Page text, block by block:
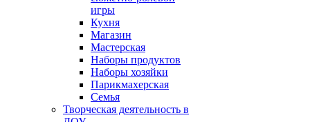
игры
Кухня
Магазин
Мастерская
Наборы продуктов
Наборы хозяйки
Парикмахерская
Семья
Творческая деятельность в